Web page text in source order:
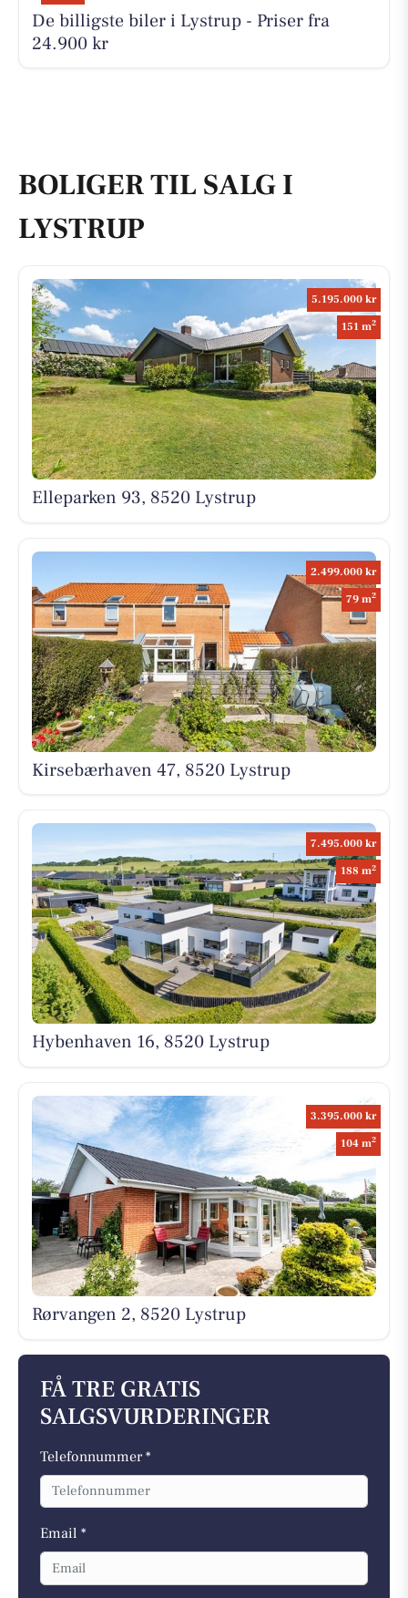
De billigste biler i Lystrup - Priser fra
24.900 kr
BOLIGER TIL SALG I
LYSTRUP
5.195.000 kr
151 m2
Elleparken 93, 8520 Lystrup
2.499.000 kr
79 m2
Kirsebærhaven 47, 8520 Lystrup
7.495.000 kr
188 m2
Hybenhaven 16, 8520 Lystrup
3.395.000 kr
104 m2
Rørvangen 2, 8520 Lystrup
FÅ TRE GRATIS
SALGSVURDERINGER
Telefonnummer *
Email *